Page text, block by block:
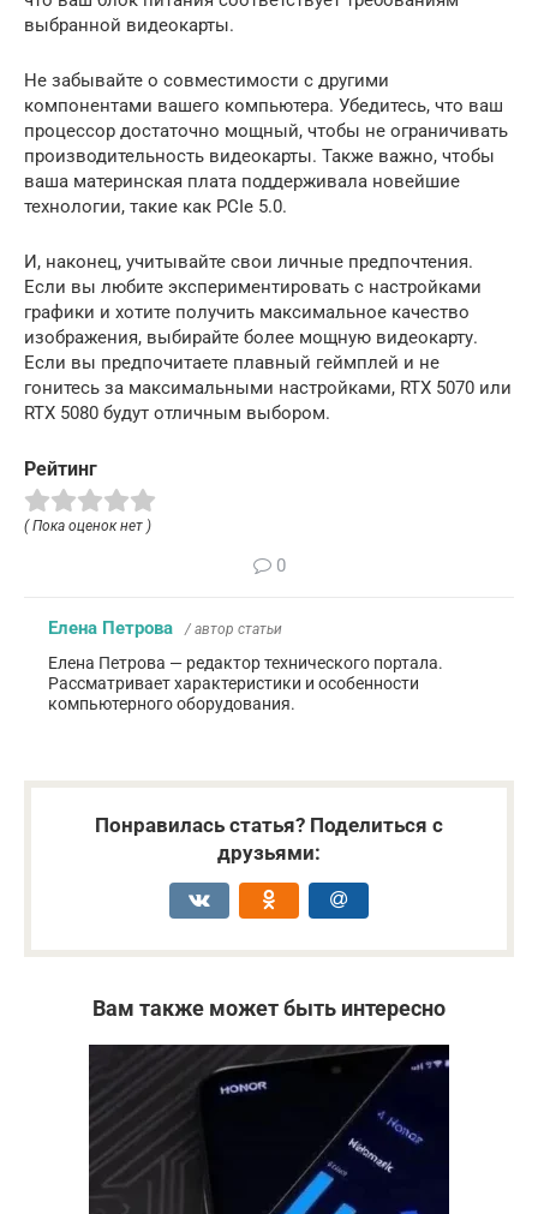
выбранной видеокарты.
Не забывайте о совместимости с другими
компонентами вашего компьютера. Убедитесь, что ваш
процессор достаточно мощный, чтобы не ограничивать
производительность видеокарты. Также важно, чтобы
ваша материнская плата поддерживала новейшие
технологии, такие как PCIe 5.0.
И, наконец, учитывайте свои личные предпочтения.
Если вы любите экспериментировать с настройками
графики и хотите получить максимальное качество
изображения, выбирайте более мощную видеокарту.
Если вы предпочитаете плавный геймплей и не
гонитесь за максимальными настройками, RTX 5070 или
RTX 5080 будут отличным выбором.
Рейтинг
( Пока оценок нет )
0
Елена Петрова / автор статьи
Елена Петрова — редактор технического портала.
Рассматривает характеристики и особенности
компьютерного оборудования.
Понравилась статья? Поделиться с
друзьями:
Вам также может быть интересно